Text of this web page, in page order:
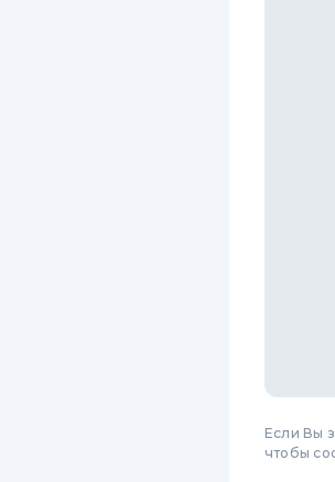
Если Вы
чтобы